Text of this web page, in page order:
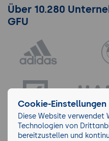
Über 10.280
GFU
Cookie-Einstellungen
Diese Website verwendet
Technologien von
bereitzustellen und